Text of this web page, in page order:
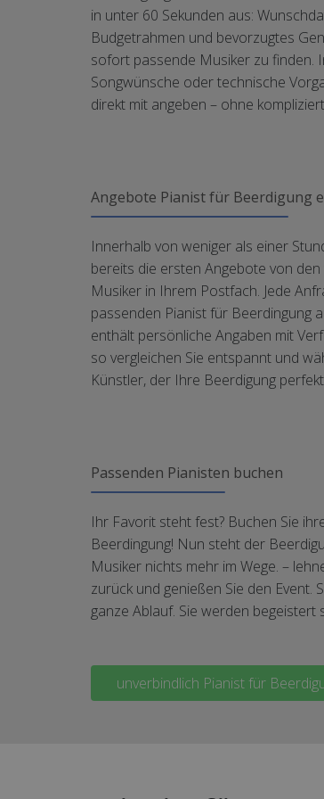
in unter 60 Sekunden aus:
Budgetrahmen und bevorzugtes
sofort passende Musiker zu finden.
Songwünsche oder technische
direkt mit angeben – ohne
Angebote Pianist für Beerdigung
Innerhalb von weniger als einer
bereits die ersten Angebote von
Musiker in Ihrem Postfach. Jede
passenden Pianist für Beerdingung
enthält persönliche Angaben mit
so vergleichen Sie entspannt und
Künstler, der Ihre Beerdigung
Passenden Pianisten buchen
Ihr Favorit steht fest? Buchen Sie
Beerdingung! Nun steht der
Musiker nichts mehr im Wege. –
zurück und genießen Sie den Event.
ganze Ablauf. Sie werden begeistert
unverbindlich Pianist für